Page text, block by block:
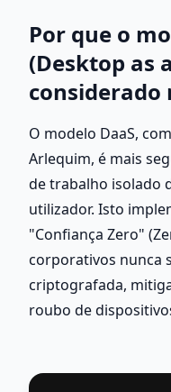
Por que o
(Desktop as
considerado
O modelo DaaS,
Arlequim, é mais
de trabalho isolado
utilizador. Isto
"Confiança Zero"
corporativos nunca
criptografada,
roubo de